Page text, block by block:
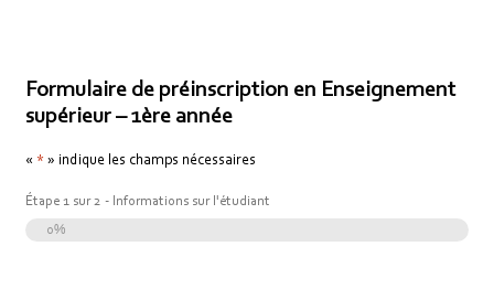
Formulaire de préinscription en Enseignement
supérieur – 1ère année
« * » indique les champs nécessaires
Étape 1 sur2 - Informations sur l'étudiant
0%